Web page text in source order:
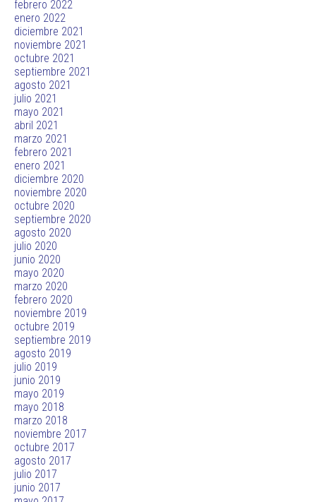
febrero 2022
enero 2022
diciembre 2021
noviembre 2021
octubre 2021
septiembre 2021
agosto 2021
julio 2021
mayo 2021
abril 2021
marzo 2021
febrero 2021
enero 2021
diciembre 2020
noviembre 2020
octubre 2020
septiembre 2020
agosto 2020
julio 2020
junio 2020
mayo 2020
marzo 2020
febrero 2020
noviembre 2019
octubre 2019
septiembre 2019
agosto 2019
julio 2019
junio 2019
mayo 2019
mayo 2018
marzo 2018
noviembre 2017
octubre 2017
agosto 2017
julio 2017
junio 2017